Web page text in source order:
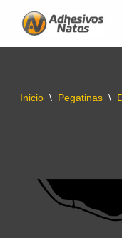
Saltar
Inicio \ Pegatinas \